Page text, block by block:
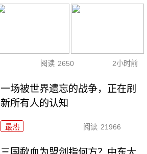
阅读 2650 2小时前
一场被世界遗忘的战争，正在刷
新所有人的认知
最热 阅读 21966